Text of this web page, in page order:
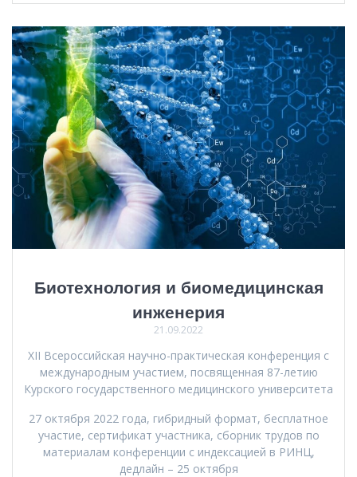
Биотехнология и биомедицинская
инженерия
21.09.2022
XII Всероссийская научно-практическая конференция с
международным участием, посвященная 87-летию
Курского государственного медицинского университета
27 октября 2022 года, гибридный формат, бесплатное
участие, сертификат участника, сборник трудов по
материалам конференции с индексацией в РИНЦ,
дедлайн – 25 октября